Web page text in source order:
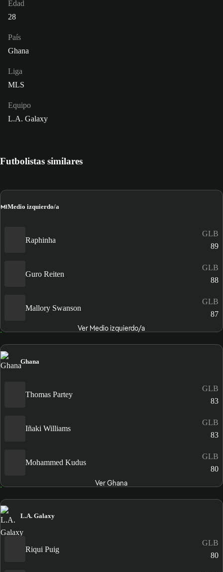
Edad
28
País
Ghana
Liga
MLS
Equipo
L.A. Galaxy
Futbolistas similares
MIMedio izquierdo/a
Raphinha
GLB
89
Guro Reiten
GLB
88
Mallory Swanson
GLB
87
Ver Medio izquierdo/a
Ghana
Thomas Partey
GLB
83
Iñaki Williams
GLB
83
Mohammed Kudus
GLB
80
Ver Ghana
L.A. Galaxy
Riqui Puig
GLB
80